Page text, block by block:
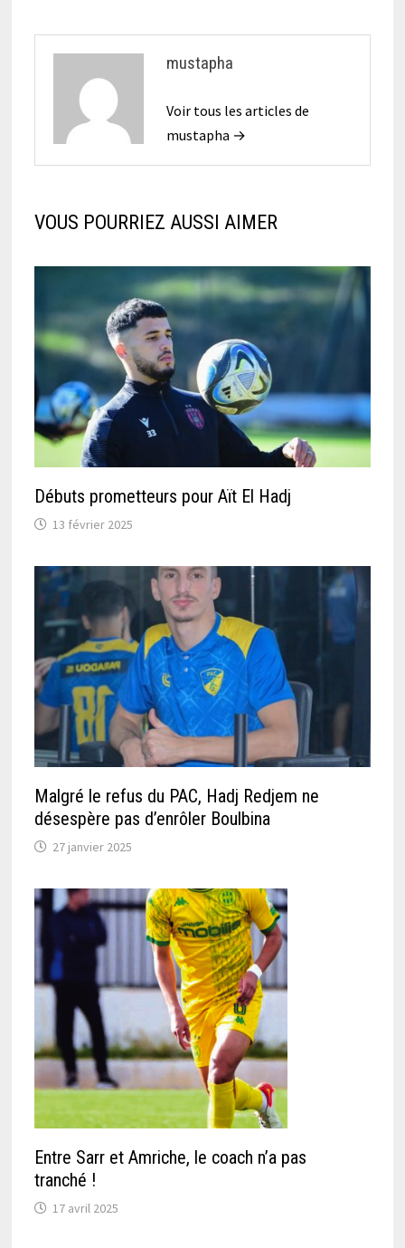
mustapha
Voir tous les articles de
mustapha →
VOUS POURRIEZ AUSSI AIMER
Débuts prometteurs pour Aït El Hadj
13 février 2025
Malgré le refus du PAC, Hadj Redjem ne
désespère pas d’enrôler Boulbina
27 janvier 2025
Entre Sarr et Amriche, le coach n’a pas
tranché !
17 avril 2025